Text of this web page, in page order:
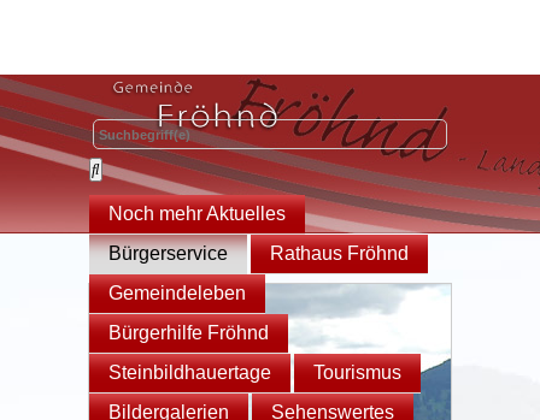
Noch mehr Aktuelles
Bürgerservice
Rathaus Fröhnd
Gemeindeleben
Bürgerhilfe Fröhnd
Steinbildhauertage
Tourismus
Bildergalerien
Sehenswertes